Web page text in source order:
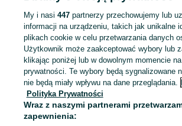
KATEGORIA
Mapa kategorii
Mapa miejscowości
Mapa ministron
My i nasi 447partnerzy przechowujemy lub
informacji na urządzeniu, takich jak unikalne
plikach cookie w celu przetwarzania danych
Użytkownik może zaakceptować wybory lub
klikając poniżej lub w dowolnym momencie
prywatności. Te wybory będą sygnalizowane
nie będą miały wpływu na dane przeglądania.
Polityka Prywatności
Wraz z naszymi partnerami
zapewnienia: